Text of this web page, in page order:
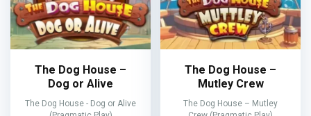
The Dog House –
Dog or Alive
The Dog House - Dog or Alive
The Dog House –
Mutley Crew
The Dog House – Mutley